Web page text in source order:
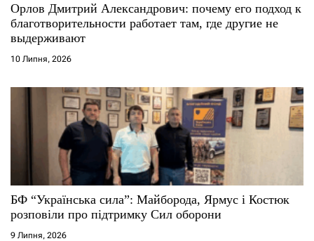
Орлов Дмитрий Александрович: почему его подход к
благотворительности работает там, где другие не
выдерживают
10 Липня, 2026
БФ “Українська сила”: Майборода, Ярмус і Костюк
розповіли про підтримку Сил оборони
9 Липня, 2026